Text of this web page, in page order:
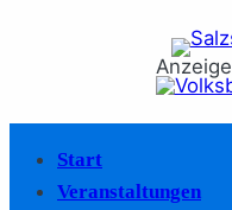
Anzeige
Start
Veranstaltungen